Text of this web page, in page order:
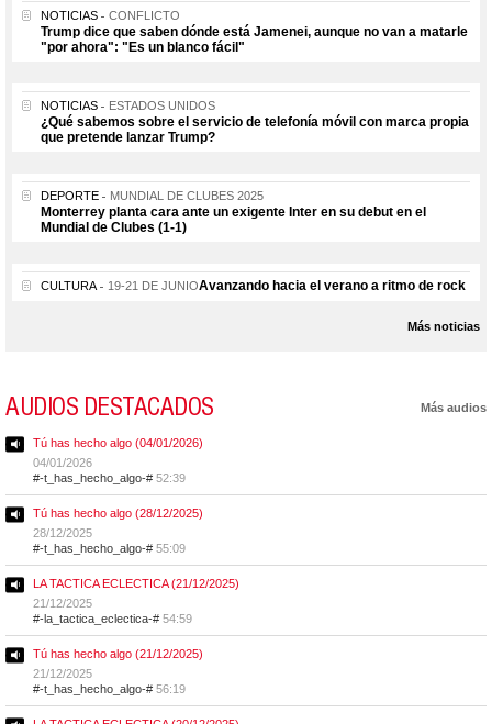
NOTICIAS CONFLICTO
Trump dice que saben dónde está Jamenei, aunque no van a matarle
"por ahora": "Es un blanco fácil"
NOTICIAS ESTADOS UNIDOS
¿Qué sabemos sobre el servicio de telefonía móvil con marca propia
que pretende lanzar Trump?
DEPORTE MUNDIAL DE CLUBES 2025
Monterrey planta cara ante un exigente Inter en su debut en el
Mundial de Clubes (1-1)
CULTURA 19-21 DE JUNIOAvanzando hacia el verano a ritmo de rock
Más noticias
AUDIOS DESTACADOS Más audios
Tú has hecho algo (04/01/2026)
04/01/2026
#-t_has_hecho_algo-# 52:39
Tú has hecho algo (28/12/2025)
28/12/2025
#-t_has_hecho_algo-# 55:09
LA TACTICA ECLECTICA (21/12/2025)
21/12/2025
#-la_tactica_eclectica-# 54:59
Tú has hecho algo (21/12/2025)
21/12/2025
#-t_has_hecho_algo-# 56:19